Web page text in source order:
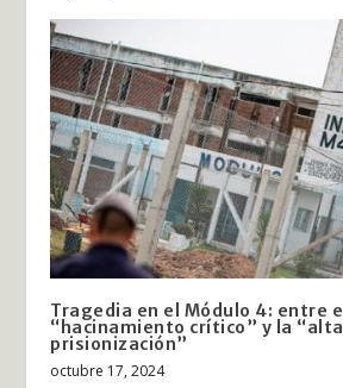
Tragedia en el Módulo 4: entre el
“hacinamiento crítico” y la “alta
prisionización”
octubre 17, 2024